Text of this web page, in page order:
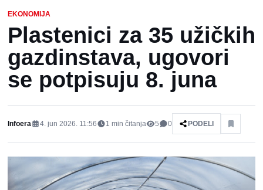
EKONOMIJA
Plastenici za 35 užičkih
gazdinstava, ugovori
se potpisuju 8. juna
Infoera 4. jun 2026. 11:56 1 min čitanja 5 0 PODELI